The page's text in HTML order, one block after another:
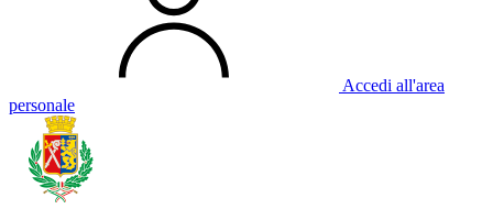
Accedi all'area
personale